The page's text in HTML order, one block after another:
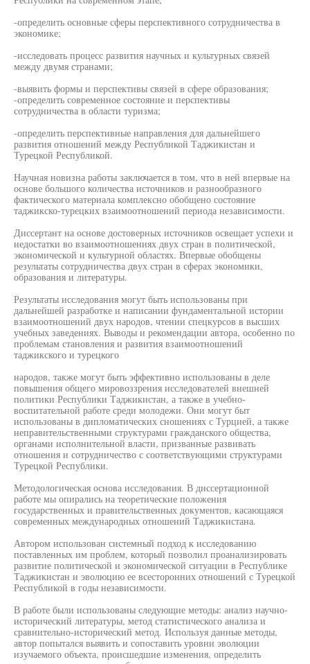
-определить основные сферы перспективного сотрудничества в
экономике;
-исследовать процесс развития научных и культурных связей
между двумя странами;
-выявить формы и перспективы связей в сфере образования;
-определить современное состояние и перспективы
сотрудничества в области туризма;
-определить перспективные направления для дальнейшего
развития отношений между Республикой Таджикистан и
Турецкой Республикой.
Научная новизна работы заключается в том, что в ней впервые на
основе большого количества источников и разнообразного
фактического материала комплексно обобщено состояние
таджикско-турецких взаимоотношений периода независимости.
Диссертант на основе достоверных источников освещает успехи и
недостатки во взаимоотношениях двух стран в политической,
экономической и культурной областях. Впервые обобщены
результаты сотрудничества двух стран в сферах экономики,
образования и литературы.
Результаты исследования могут быть использованы при
дальнейшей разработке и написании фундаментальной истории
взаимоотношений двух народов, чтении спецкурсов в высших
учебных заведениях. Выводы и рекомендации автора, особенно по
проблемам становления и развития взаимоотношений
таджикского и турецкого
народов, также могут быть эффективно использованы в деле
повышения общего мировоззрения исследователей внешней
политики Республики Таджикистан, а также в учебно-
воспитательной работе среди молодежи. Они могут быт
использованы в дипломатических сношениях с Турцией, а также
неправительственными структурами гражданского общества,
органами исполнительной власти, призванные развивать
отношения и сотрудничество с соответствующими структурами
Турецкой Республики.
Методологическая основа исследования. В диссертационной
работе мы опирались на теоретические положения
государственных и правительственных документов, касающаяся
современных международных отношений Таджикистана.
Автором использован системный подход к исследованию
поставленных им проблем, который позволил проанализировать
развитие политической и экономической ситуации в Республике
Таджикистан и эволюцию ее всесторонних отношений с Турецкой
Республикой в годы независимости.
В работе были использованы следующие методы: анализ научно-
исторический литературы, метод статистического анализа и
сравнительно-исторический метод. Используя данные методы,
автор попытался выявить и сопоставить уровни эволюции
изучаемого объекта, происшедшие изменения, определить